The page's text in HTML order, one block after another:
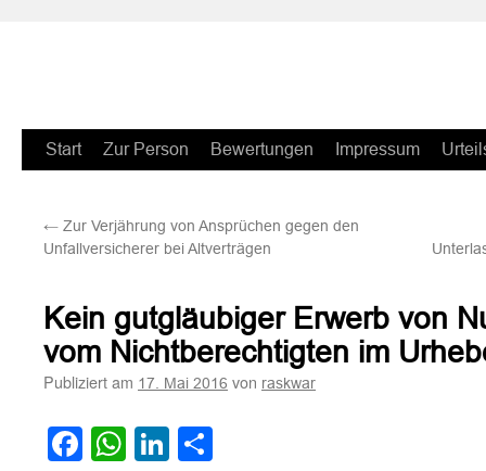
Zum
springen
Start Zur Person Bewertungen Impressum
← Zur Verjährung von Ansprüchen gegen den
Unfallversicherer bei Altverträgen
Kein gutgläubiger Erwerb von
vom Nichtberechtigten im
Publiziert am 17. Mai 2016 von raskwar
Facebook
WhatsApp
LinkedIn